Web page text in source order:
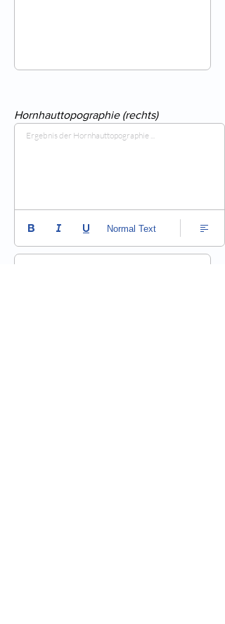
Hornhauttopographie (rechts)
Ergebnis der Hornhauttopographie ...
Normal Text